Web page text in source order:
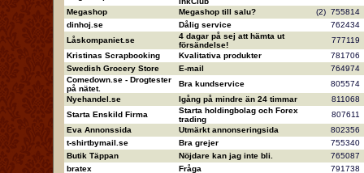
Megashop
Megashop till salu? (2) 755814
dinhoj.se
Dålig service
762434
Låskompaniet.se
4 dagar på sej att hämta ut
försändelse!
777119
Kristinas Scrapbooking
Kvalitativa produkter
781706
Swedish Grocery Store
E-mail
764974
Comedown.se - Drogtester
på nätet.
Bra kundservice
805574
Nyehandel.se
Igång på mindre än 24 timmar
811068
Starta Enskild Firma
Starta holdingbolag och Forex
trading
807611
Eva Annonssida
Utmärkt annonseringsida
802356
t-shirtbymail.se
Bra grejer
755340
Butik Täppan
Nöjdare kan jag inte bli.
765087
bratex
Fråga
791738